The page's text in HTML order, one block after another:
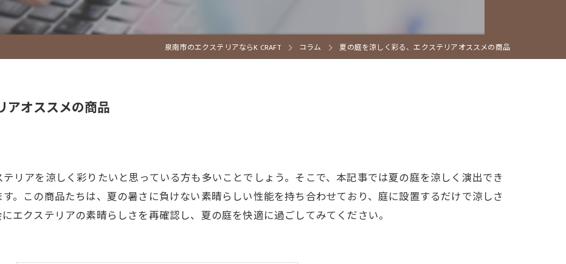
泉南市のエクステリアならK CRAFT コラム 夏の庭を涼しく彩る、エクステリアオススメの商品
アオススメの商品
リアを涼しく彩りたいと思っている方も多いことでしょう。そこで、本記事では夏の庭を涼しく演出でき
。この商品たちは、夏の暑さに負けない素晴らしい性能を持ち合わせており、庭に設置するだけで涼しさ
エクステリアの素晴らしさを再確認し、夏の庭を快適に過ごしてみてください。